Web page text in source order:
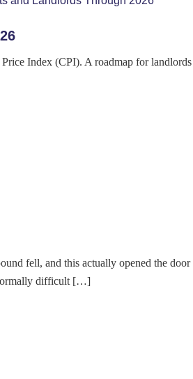
Index (CPI). A roadmap for landlords
fell, and this actually opened the door
normally difficult […]